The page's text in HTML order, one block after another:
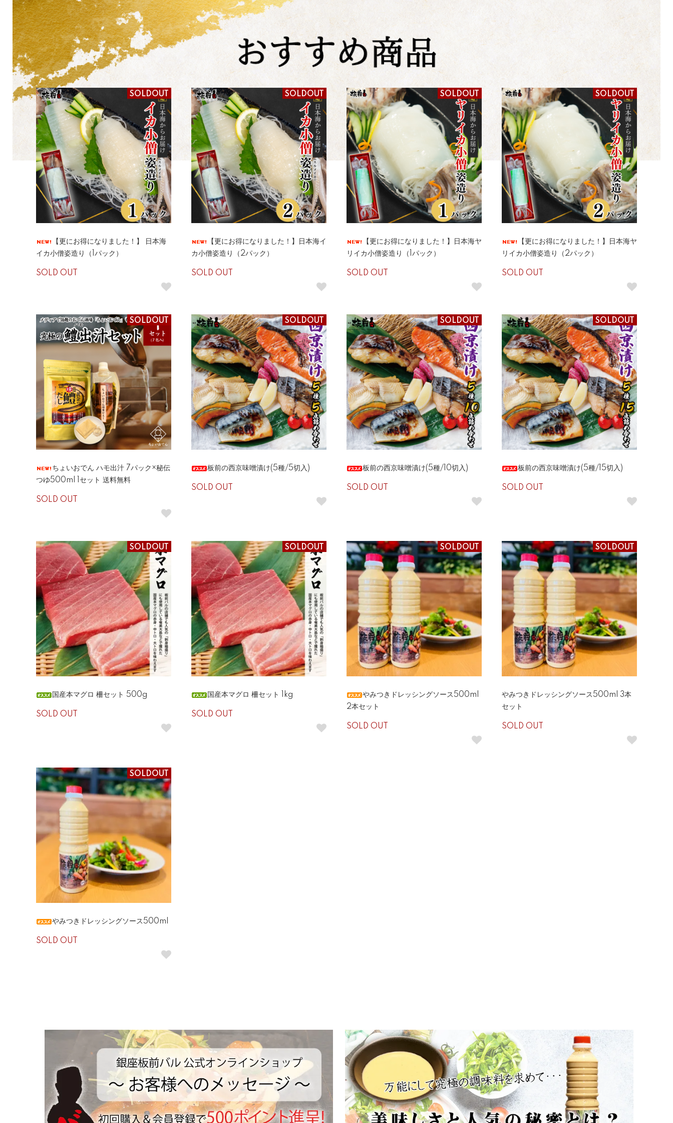
SOLDOUT
【更にお得になりました！】 日本海
イカ小僧姿造り（1パック）
SOLD OUT
SOLDOUT
【更にお得になりました！】日本海イ
カ小僧姿造り（2パック）
SOLD OUT
SOLDOUT
【更にお得になりました！】日本海ヤ
リイカ小僧姿造り（1パック）
SOLD OUT
SOLDOUT
【更にお得になりました！】日本海ヤ
リイカ小僧姿造り（2パック）
SOLD OUT
SOLDOUT
ちょいおでん ハモ出汁 7パック×秘伝
つゆ500ml 1セット 送料無料
SOLD OUT
SOLDOUT
板前の西京味噌漬け(5種/5切入)
SOLD OUT
SOLDOUT
板前の西京味噌漬け(5種/10切入)
SOLD OUT
SOLDOUT
板前の西京味噌漬け(5種/15切入)
SOLD OUT
SOLDOUT
国産本マグロ 柵セット 500g
SOLD OUT
SOLDOUT
国産本マグロ 柵セット 1kg
SOLD OUT
SOLDOUT
やみつきドレッシングソース500ml
2本セット
SOLD OUT
SOLDOUT
やみつきドレッシングソース500ml 3本
セット
SOLD OUT
SOLDOUT
やみつきドレッシングソース500ml
SOLD OUT